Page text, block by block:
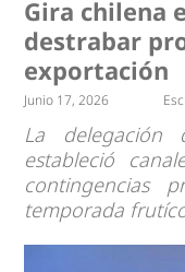
Gira chilena
destrabar
exportación
Junio 17, 2026
La delegación
estableció
contingencias
temporada